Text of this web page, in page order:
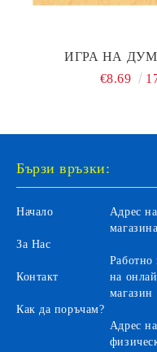
ИГРА НА
€8.69
Бързи връзки:
Начало
За Нас
Контакт
Как да поръчам?
Адрес
магазина
Работно
на
магазин
Адрес на